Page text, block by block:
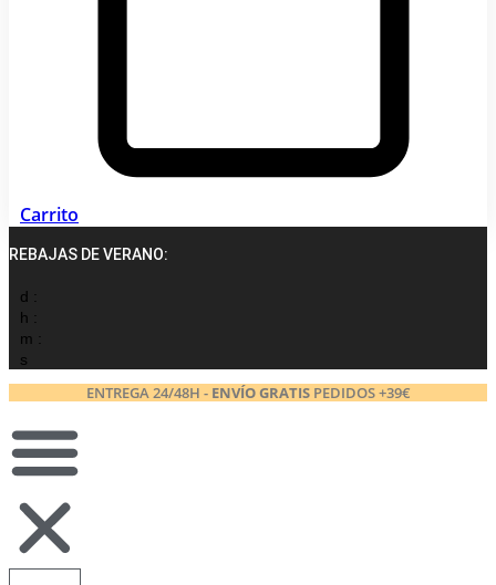
Carrito
REBAJAS DE VERANO:
d :
h :
m :
s
ENTREGA 24/48H - ENVÍO GRATISPEDIDOS +39€